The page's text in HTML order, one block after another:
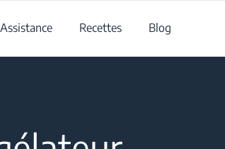
Assistance Recettes Blog